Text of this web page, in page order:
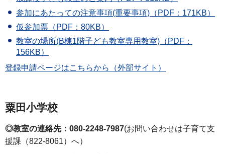
参加にあたっての注意事項(重要事項)（PDF：171KB）
仮参加票（PDF：80KB）
教室の場所(B棟1階子ども教室専用教室)（PDF：
156KB）
登録申請ページはこちらから（外部サイト）
粟田小学校
◎教室の連絡先：080-2248-7987(お問い合わせは子育て支
援課（822-8061）へ）